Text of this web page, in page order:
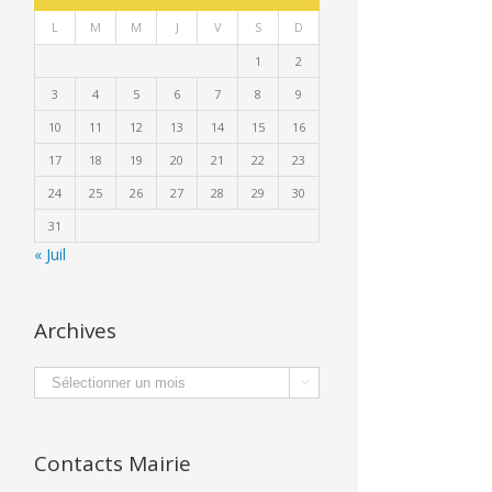
PLU
de
concertation
L M M J V S D
1
2
3
4 5 6 7 8
9
10
11 12 13 14 15
16
17
18 19 20 21 22
23
24
25 26 27 28 29
30
31
« Juil
Archives
Archives 
Contacts Mairie